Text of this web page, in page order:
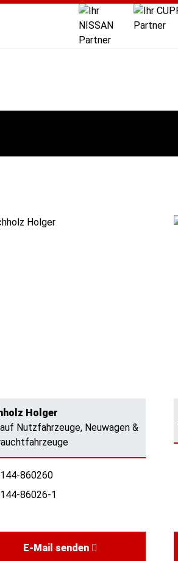
Holger
Nutzfahrzeuge, Neuwagen &
860260
86026-1
E-Mail senden